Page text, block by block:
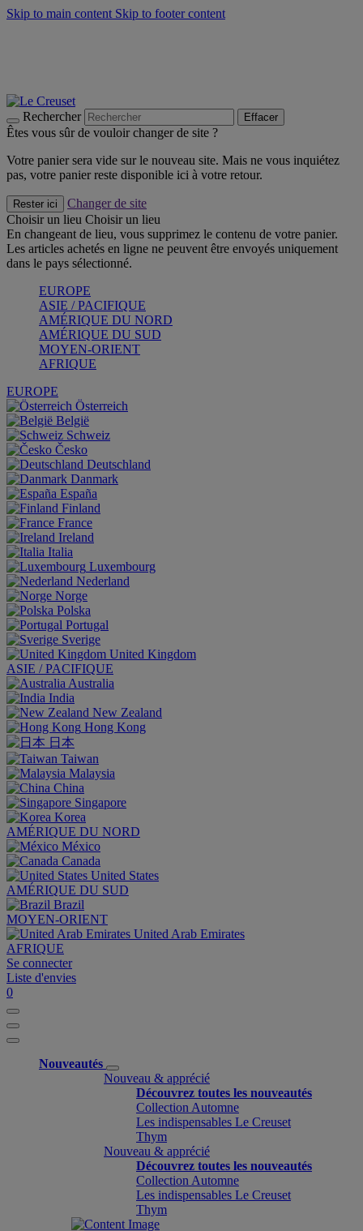
Skip to main content Skip to footer content
Rechercher Effacer
Êtes vous sûr de vouloir changer de site ?
Votre panier sera vide sur le nouveau site. Mais ne vous inquiétez
pas, votre panier reste disponible ici à votre retour.
Rester ici
Changer de site
Choisir un lieu Choisir un lieu
En changeant de lieu, vous supprimez le contenu de votre panier.
Les articles achetés en ligne ne peuvent être envoyés uniquement
dans le pays sélectionné.
EUROPE
ASIE / PACIFIQUE
AMÉRIQUE DU NORD
AMÉRIQUE DU SUD
MOYEN-ORIENT
AFRIQUE
EUROPE
Österreich
België
Schweiz
Česko
Deutschland
Danmark
España
Finland
France
Ireland
Italia
Luxembourg
Nederland
Norge
Polska
Portugal
Sverige
United Kingdom
ASIE / PACIFIQUE
Australia
India
New Zealand
Hong Kong
日本
Taiwan
Malaysia
China
Singapore
Korea
AMÉRIQUE DU NORD
México
Canada
United States
AMÉRIQUE DU SUD
Brazil
MOYEN-ORIENT
United Arab Emirates
AFRIQUE
Se connecter
Liste d'envies
0
Nouveautés
Nouveau & apprécié
Découvrez toutes les nouveautés
Collection Automne
Les indispensables Le Creuset
Thym
Nouveau & apprécié
Découvrez toutes les nouveautés
Collection Automne
Les indispensables Le Creuset
Thym